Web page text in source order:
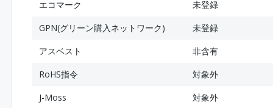
エコマーク
未登録
GPN(グリーン購入ネットワーク)
未登録
アスベスト
非含有
RoHS指令
対象外
J-Moss
対象外